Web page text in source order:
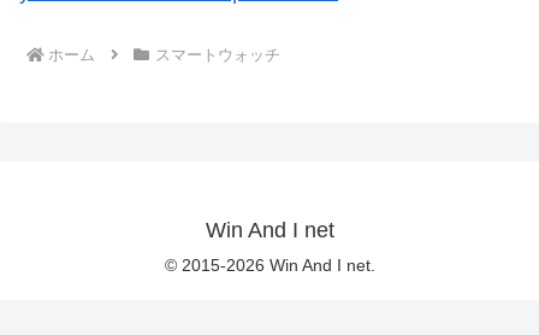
ホーム スマートウォッチ
Win And I net
© 2015-2026 Win And I net.